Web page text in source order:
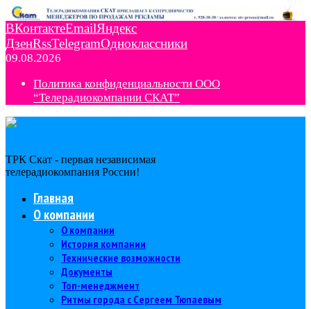
ВКонтактеEmailЯндекс
ДзенRssTelegramОдноклассники
09.08.2026
Политика конфиденциальности ООО
“Телерадиокомпании СКАТ”
ТРК Скат - первая независимая
телерадиокомпания Роcсии!
Главная
О компании
О компании
История компании
Технические возможности
Документы
Топ-менеджмент
Ритмы города с Сергеем Тюпаевым